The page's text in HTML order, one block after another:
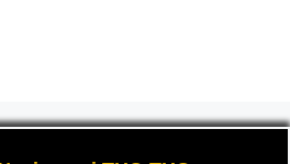
o marihuanie, czyli cannabis blog,